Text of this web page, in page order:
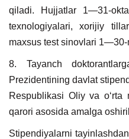
qiladi. Hujjatlar 1—31-
texnologiyalari, xorijiy
maxsus test sinovlari 1—30-
8. Tayanch
Prezidentining davlat
Respublikasi Oliy va oʻrta
qarori asosida amalga
Stipendiyalarni